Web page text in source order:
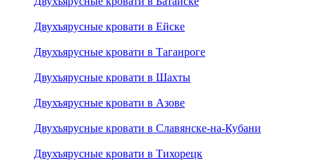
Двухъярусные кровати в Ейске
Двухъярусные кровати в Таганроге
Двухъярусные кровати в Шахты
Двухъярусные кровати в Азове
Двухъярусные кровати в Славянске-на-Кубани
Двухъярусные кровати в Тихорецк